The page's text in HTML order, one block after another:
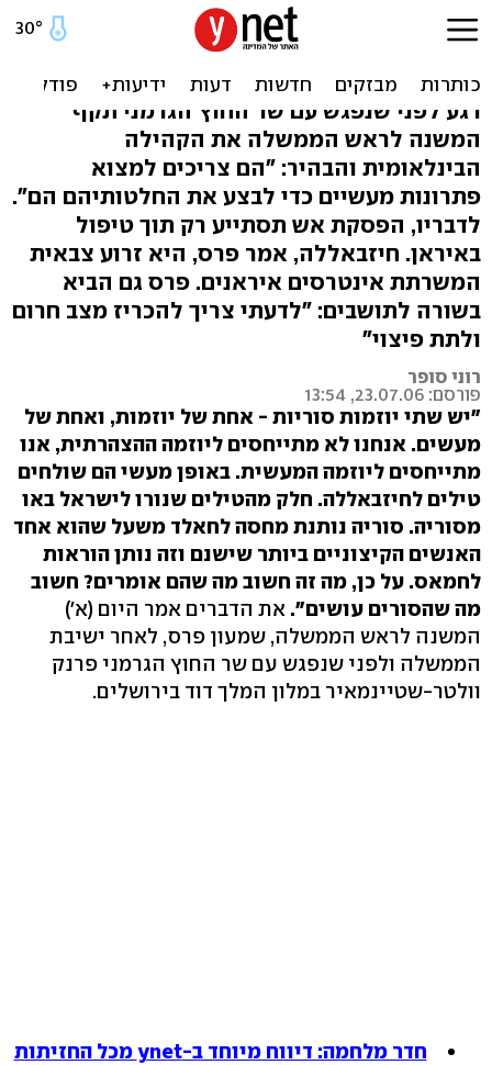
פרס נגד הקהילה הבינ"ל:
הצהרות אינן פתרון
רגע לפני שנפגש עם שר החוץ הגרמני תקף
המשנה לראש הממשלה את הקהילה
הבינלאומית והבהיר: "הם צריכים למצוא
פתרונות מעשיים כדי לבצע את החלטותיהם הם".
לדבריו, הפסקת אש תסתייע רק תוך טיפול
באיראן. חיזבאללה, אמר פרס, היא זרוע צבאית
המשרתת אינטרסים איראנים. פרס גם הביא
בשורה לתושבים: "לדעתי צריך להכריז מצב חרום
ולתת פיצוי"
רוני סופר
פורסם: 23.07.06, 13:54
"יש שתי יוזמות סוריות - אחת של יוזמות, ואחת של
מעשים. אנחנו לא מתייחסים ליוזמה ההצהרתית, אנו
מתייחסים ליוזמה המעשית. באופן מעשי הם שולחים
טילים לחיזבאללה. חלק מהטילים שנורו לישראל באו
מסוריה. סוריה נותנת מחסה לחאלד משעל שהוא אחד
האנשים הקיצוניים ביותר שישנם וזה נותן הוראות
לחמאס. על כן, מה זה חשוב מה שהם אומרים? חשוב
מה שהסורים עושים". את הדברים אמר היום (א')
המשנה לראש הממשלה, שמעון פרס, לאחר ישיבת
הממשלה ולפני שנפגש עם שר החוץ הגרמני פרנק
וולטר-שטיינמאיר במלון המלך דוד בירושלים.
חדר מלחמה: דיווח מיוחד ב-ynet מכל החזיתות